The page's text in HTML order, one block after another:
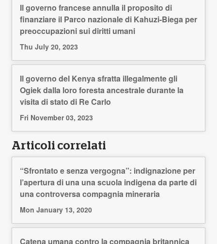
Il governo francese annulla il proposito di
finanziare il Parco nazionale di Kahuzi-Biega per
preoccupazioni sui diritti umani
Thu July 20, 2023
Il governo del Kenya sfratta illegalmente gli
Ogiek dalla loro foresta ancestrale durante la
visita di stato di Re Carlo
Fri November 03, 2023
Articoli correlati
“Sfrontato e senza vergogna”: indignazione per
l’apertura di una una scuola indigena da parte di
una controversa compagnia mineraria
Mon January 13, 2020
Catena umana contro la compagnia britannica